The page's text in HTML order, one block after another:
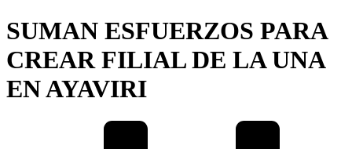
SUMAN ESFUERZOS PARA
CREAR FILIAL DE LA UNA
EN AYAVIRI